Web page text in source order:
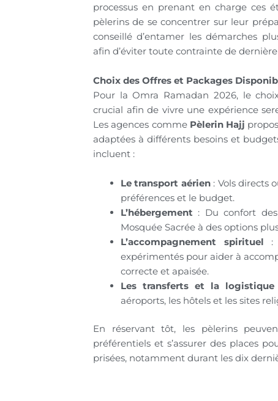
processus en prenant en charge ces
pèlerins de se concentrer sur leur
conseillé d’entamer les démarches
afin d’éviter toute contrainte de
Choix des Offres et Packages
Pour la Omra Ramadan 2026, le
crucial afin de vivre une expérience
Les agences comme Pèlerin Hajj
adaptées à différents besoins et
incluent :
Le transport aérien: Vols directs
préférences et le budget.
L’hébergement : Du confort
Mosquée Sacrée à des options
L’accompagnement spirituel :
expérimentés pour aider à
correcte et apaisée.
Les transferts et la logistique
aéroports, les hôtels et les sites
En réservant tôt, les pèlerins
préférentiels et s’assurer des places
prisées, notamment durant les dix